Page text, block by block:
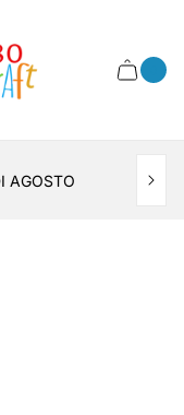
Cart
Cart
item